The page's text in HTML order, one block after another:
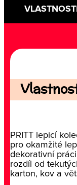
PRITT lepicí
pro okamžité
dekorativní
rozdíl od
karton, kov a